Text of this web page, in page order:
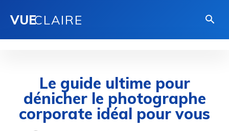
VUECLAIRE
Le guide ultime pour
dénicher le photographe
corporate idéal pour vous